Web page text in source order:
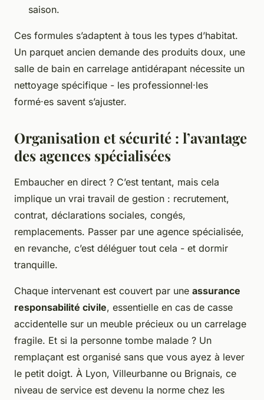
saison.
Ces formules s’adaptent à tous les types d’habitat.
Un parquet ancien demande des produits doux, une
salle de bain en carrelage antidérapant nécessite un
nettoyage spécifique - les professionnel·les
formé·es savent s’ajuster.
Organisation et sécurité : l’avantage
des agences spécialisées
Embaucher en direct ? C’est tentant, mais cela
implique un vrai travail de gestion : recrutement,
contrat, déclarations sociales, congés,
remplacements. Passer par une agence spécialisée,
en revanche, c’est déléguer tout cela - et dormir
tranquille.
Chaque intervenant est couvert par une assurance
responsabilité civile, essentielle en cas de casse
accidentelle sur un meuble précieux ou un carrelage
fragile. Et si la personne tombe malade ? Un
remplaçant est organisé sans que vous ayez à lever
le petit doigt. À Lyon, Villeurbanne ou Brignais, ce
niveau de service est devenu la norme chez les